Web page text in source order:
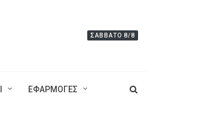
ΣΆΒΒΑΤΟ 8/8
ΕΦΑΡΜΟΓΕΣ